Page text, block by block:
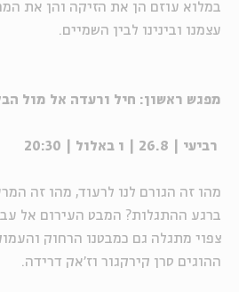
במלוא עוזם הן את הזיקה והן את
עצמנו ובינינו לבין השמיים.
מפגש ראשון: חיל ורעדה אל מול
רביעי | 26.8 | ו באלול | 20:30
מהו זה הגורם לנו לרעוד, מהו זה
ברגע ההתגלות? המבט העירום אל
צפוי מתגלה גם כמבטנו הרחוק
ההוגים סרן קירקגור וז'אק דרידה.